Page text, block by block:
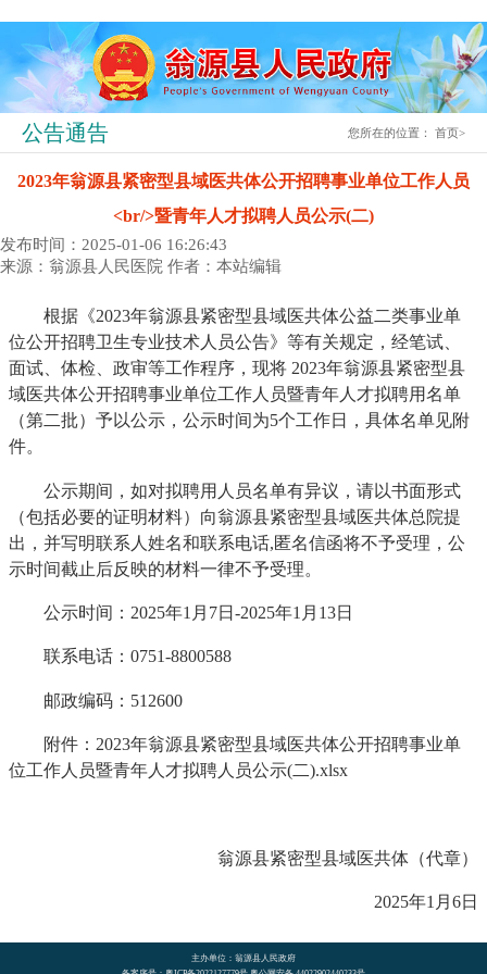
公告通告 您所在的位置：首页>
2023年翁源县紧密型县域医共体公开招聘事业单位工作人员
<br/>暨青年人才拟聘人员公示(二)
发布时间：2025-01-06 16:26:43
来源：翁源县人民医院 作者：本站编辑
根据《2023年翁源县紧密型县域医共体公益二类事业单
位公开招聘卫生专业技术人员公告》等有关规定，经笔试、
面试、体检、政审等工作程序，现将 2023年翁源县紧密型县
域医共体公开招聘事业单位工作人员暨青年人才拟聘用名单
（第二批）予以公示，公示时间为5个工作日，具体名单见附
件。
公示期间，如对拟聘用人员名单有异议，请以书面形式
（包括必要的证明材料）向翁源县紧密型县域医共体总院提
出，并写明联系人姓名和联系电话,匿名信函将不予受理，公
示时间截止后反映的材料一律不予受理。
公示时间：2025年1月7日-2025年1月13日
联系电话：0751-8800588
邮政编码：512600
附件：2023年翁源县紧密型县域医共体公开招聘事业单
位工作人员暨青年人才拟聘人员公示(二).xlsx
翁源县紧密型县域医共体（代章）
2025年1月6日
主办单位：翁源县人民政府